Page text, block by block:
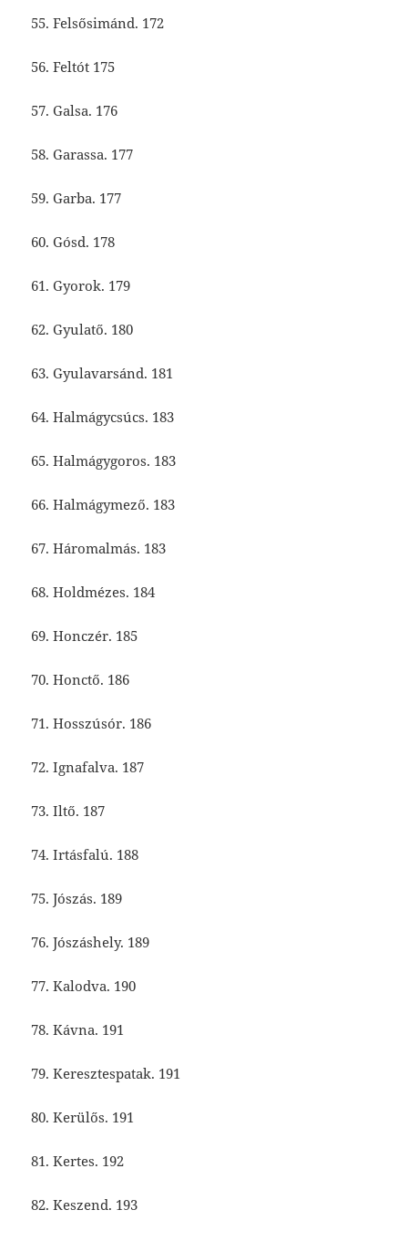
55. Felsősimánd. 172
56. Feltót 175
57. Galsa. 176
58. Garassa. 177
59. Garba. 177
60. Gósd. 178
61. Gyorok. 179
62. Gyulatő. 180
63. Gyulavarsánd. 181
64. Halmágycsúcs. 183
65. Halmágygoros. 183
66. Halmágymező. 183
67. Háromalmás. 183
68. Holdmézes. 184
69. Honczér. 185
70. Honctő. 186
71. Hosszúsór. 186
72. Ignafalva. 187
73. Iltő. 187
74. Irtásfalú. 188
75. Jószás. 189
76. Jószáshely. 189
77. Kalodva. 190
78. Kávna. 191
79. Keresztespatak. 191
80. Kerülős. 191
81. Kertes. 192
82. Keszend. 193